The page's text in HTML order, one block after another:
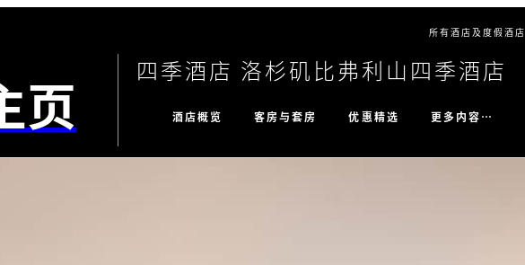
所有酒店及度假酒店
页 四季酒店 洛杉矶比弗利山四季酒店
酒店概览 客房与套房 优惠精选 更多内容…